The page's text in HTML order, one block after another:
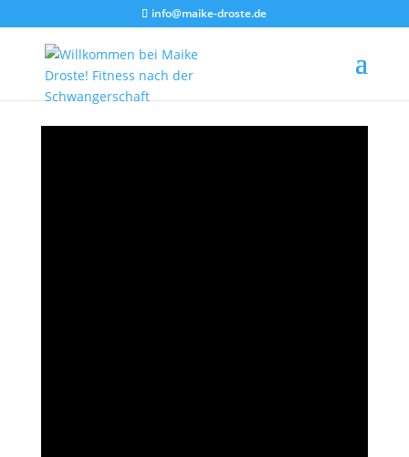
info@maike-droste.de